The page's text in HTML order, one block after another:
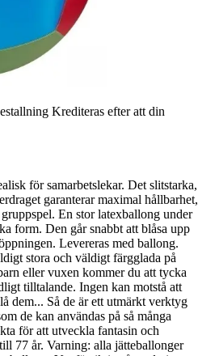
Krediteras efter att din
för samarbetslekar. Det slitstarka,
garanterar maximal hållbarhet,
En stor latexballong under
form. Den går snabbt att blåsa upp
Levereras med ballong.
stora och väldigt färgglada på
eller vuxen kommer du att tycka
tilltalande. Ingen kan motstå att
dem... Så de är ett utmärkt verktyg
de kan användas på så många
för att utveckla fantasin och
77 år. Varning: alla jätteballonger